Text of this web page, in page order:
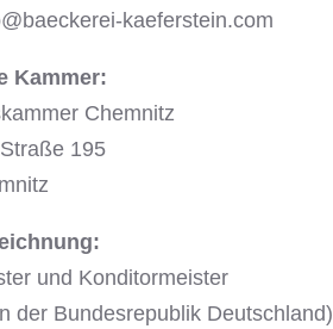
kaeferstein.com
Kammer:
Chemnitz
195
und Konditormeister
der Bundesrepublik Deutschland)